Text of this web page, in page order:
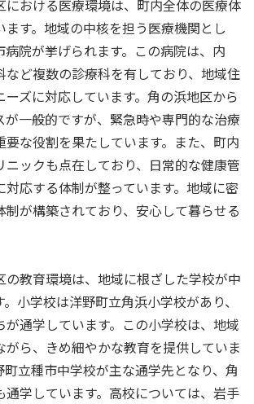
における医療環境は、町内全体の医療体
す。地域の中核を担う医療機関とし
病院が挙げられます。この病院は、内
など複数の診療科を有しており、地域住
ーズに対応しています。角の浜地区から
が一般的ですが、緊急時や専門的な治療
要な役割を果たしています。また、町内
ニックも点在しており、日常的な健康管
応する体制が整っています。地域に密
制が構築されており、安心して暮らせる
の教育環境は、地域に根ざした学校が中
小学校は洋野町立角浜小学校があり、
が通学しています。この小学校は、地域
がら、きめ細やかな教育を提供していま
町立種市中学校が主な通学先となり、角
通学しています。高校については、岩手